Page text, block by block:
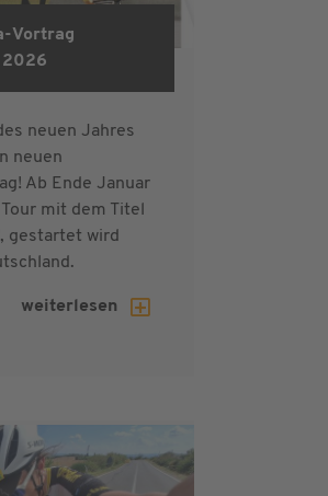
Vortrag
2026
neuen Jahres
neuen
Ab Ende Januar
mit dem Titel
gestartet wird
weiterlesen